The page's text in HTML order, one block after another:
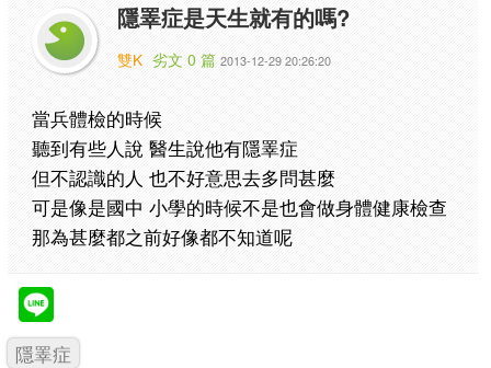
關於健談
聯絡我們
下載專區
隱睪症是天生就有的嗎?
雙K 劣文 0 篇 2013-12-29 20:26:20
當兵體檢的時候
聽到有些人說 醫生說他有隱睪症
但不認識的人 也不好意思去多問甚麼
可是像是國中 小學的時候不是也會做身體健康檢查
那為甚麼都之前好像都不知道呢
隱睪症